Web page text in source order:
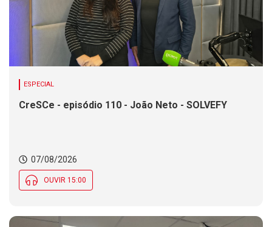
ESPECIAL
CreSCe - episódio 110 - João Neto - SOLVEFY
07/08/2026
OUVIR 15:00